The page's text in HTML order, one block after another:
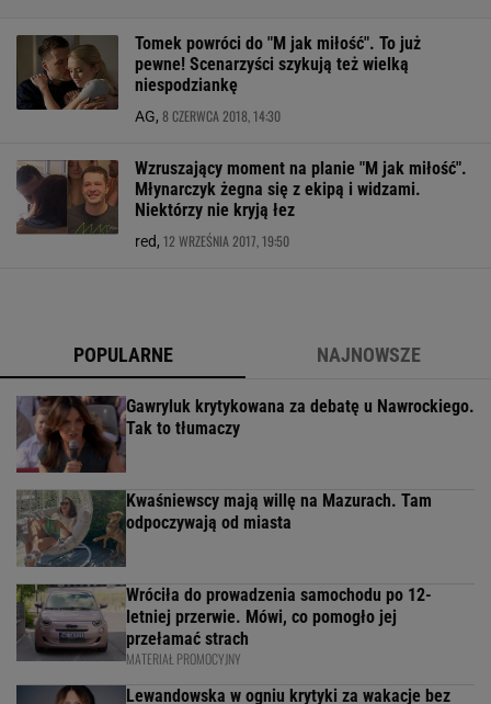
Tomek powróci do "M jak miłość". To już
pewne! Scenarzyści szykują też wielką
niespodziankę
AG, 8 CZERWCA 2018, 14:30
Wzruszający moment na planie "M jak miłość".
Młynarczyk żegna się z ekipą i widzami.
Niektórzy nie kryją łez
red, 12 WRZEŚNIA 2017, 19:50
POPULARNE NAJNOWSZE
Gawryluk krytykowana za debatę u Nawrockiego.
Tak to tłumaczy
Kwaśniewscy mają willę na Mazurach. Tam
odpoczywają od miasta
Wróciła do prowadzenia samochodu po 12-
letniej przerwie. Mówi, co pomogło jej
przełamać strach
MATERIAŁ PROMOCYJNY
Lewandowska w ogniu krytyki za wakacje bez